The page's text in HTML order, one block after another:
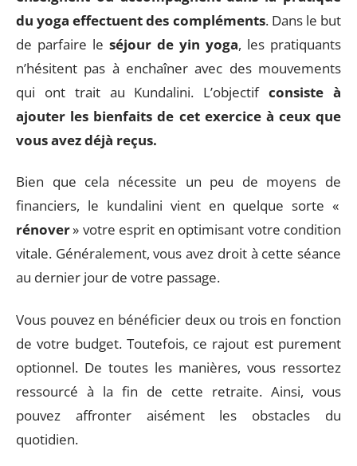
du yoga effectuent des compléments. Dans le but
de parfaire le séjour de yin yoga, les pratiquants
n’hésitent pas à enchaîner avec des mouvements
qui ont trait au Kundalini. L’objectifconsiste à
ajouter les bienfaits de cet exercice à ceux que
vous avez déjà reçus.
Bien que cela nécessite un peu de moyens de
financiers, le kundalini vient en quelque sorte «
rénover» votre esprit en optimisant votre condition
vitale. Généralement, vous avez droit à cette séance
au dernier jour de votre passage.
Vous pouvez en bénéficier deux ou trois en fonction
de votre budget. Toutefois, ce rajout est purement
optionnel. De toutes les manières, vous ressortez
ressourcé à la fin de cette retraite. Ainsi, vous
pouvez affronter aisément les obstacles du
quotidien.